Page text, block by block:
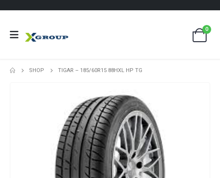
0
SHOP TIGAR – 185/60R15 88HXL HP TG